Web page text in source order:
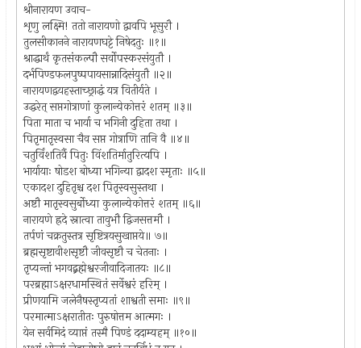
श्रीनारायण उवाच-
शृणु लक्ष्मि! ततो नारायणो द्वावपि भूसुरौ ।
तुलसीकानने नारायणघट्टे निषेदतुः ॥१॥
श्राद्धार्थं कृतसंकल्पौ सर्वोपस्करसंयुतौ ।
दर्भपिण्डफलपुष्पपायसान्नादिसंयुतौ ॥२॥
नारायणद्वयहस्ताच्छ्राद्धं यत्र वितीर्यते ।
उद्धरेत् सप्तगोत्राणां कुलान्येकोत्तरं शतम् ॥३॥
पिता माता च भार्या च भगिनी दुहिता तथा ।
पितृमातृस्वसा चैव सप्त गोत्राणि तानि वै ॥४॥
चतुर्विंशतिर्वै पितुः विंशतिर्मातुरित्यपि ।
भार्यायाः षोडश बोध्या भगिन्या द्वादश स्मृताः ॥५॥
एकादश दुहितृश्च दश पितृस्वसुस्तथा ।
अष्टौ मातृस्वसुर्बोध्या कुलान्येकोत्तरं शतम् ॥६॥
नारायणे ह्रदे स्नात्वा तावुभौ द्विजसत्तमौ ।
तर्पणं चक्रतुस्तत्र सृष्टित्रयसुखाप्तये॥ ७॥
ब्रह्मसृष्टावीशसृष्टौ जीवसृष्टौ च चेतनाः ।
तृप्यन्तां भगवद्ब्रह्मेश्वरजीवादिजातयः ॥८॥
परब्रह्माऽक्षरधामस्थितं सर्वेश्वरं हरिम् ।
प्रीणयामि जलेनैषस्तृप्यतां शाश्वती समाः ॥९॥
परमात्माऽक्षरातीतः पुरुषोत्तम आत्मगः ।
येन सर्वमिदं व्याप्तं तस्मै पिण्डं ददाम्यहम् ॥१०॥